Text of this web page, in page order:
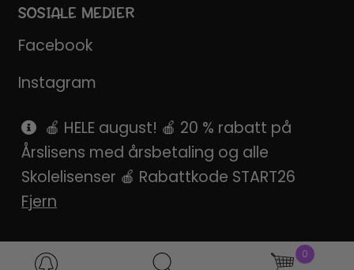
SOSIALE MEDIER
Facebook
Instagram
Pinterest
SnapChat
0
🍎 HELE august! 🍎 20 % rabatt på
Årslisens med årsbetaling og alle
Skolelisenser 🍎 Rabattkode START26
Fjern